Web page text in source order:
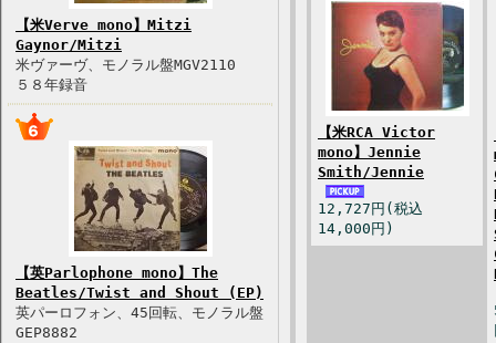
【米Verve mono】Mitzi
Gaynor/Mitzi
米ヴァーヴ、モノラル盤MGV2110
５８年録音
【英Parlophone mono】The
Beatles/Twist and Shout (EP)
英パーロフォン、45回転、モノラル盤
GEP8882
【米RCA Victor
mono】Jennie
Smith/Jennie
12,727円(税込
14,000円)